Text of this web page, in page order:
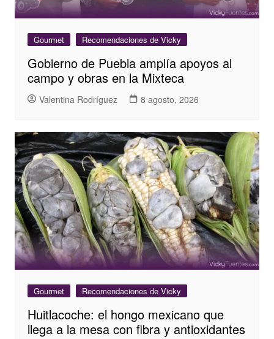
Gourmet Recomendaciones de Vicky
Gobierno de Puebla amplía apoyos al
campo y obras en la Mixteca
Valentina Rodríguez 8 agosto, 2026
Gourmet Recomendaciones de Vicky
Huitlacoche: el hongo mexicano que
llega a la mesa con fibra y antioxidantes